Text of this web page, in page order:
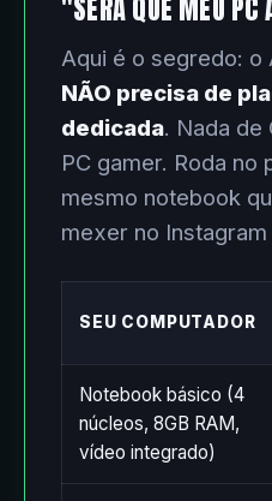
"SERÁ QUE MEU PC
Aqui é o segredo: o
NÃO precisa de
dedicada. Nada de
PC gamer. Roda
mesmo notebook
mexer no Instagram
SEU COMPUTADOR
Notebook básico (4
núcleos, 8GB RAM,
vídeo integrado)